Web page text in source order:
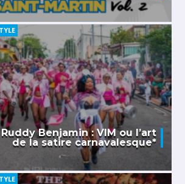
Benjamin : VIM ou l’art
de la satire carnavalesque*